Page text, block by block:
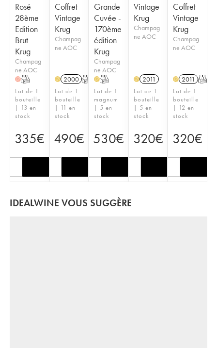
Rosé
28ème
Edition
Brut
Krug
Champag
ne AOC
HT
Lot de 1
bouteille
| 13 en
stock
335€
Coffret
Vintage
Krug
Champag
ne AOC
H 2000 T
Lot de 1
bouteille
| 11 en
stock
490€
Grande
Cuvée -
170ème
édition
Krug
Champag
ne AOC
HT
Lot de 1
magnum
| 5 en
stock
530€
Vintage
Krug
Champag
ne AOC
H 2011
Lot de 1
bouteille
| 5 en
stock
320€
Coffret
Vintage
Krug
Champag
ne AOC
H 2011 T
Lot de 1
bouteille
| 12 en
stock
320€
IDEALWINE VOUS SUGGÈRE